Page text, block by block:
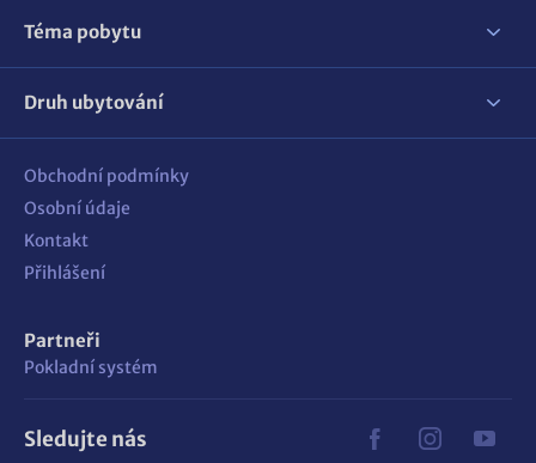
Téma pobytu
Druh ubytování
Obchodní podmínky
Osobní údaje
Kontakt
Přihlášení
Partneři
Pokladní systém
Sledujte nás